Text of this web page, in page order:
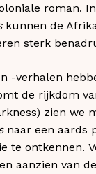
roman.
kunnen de
sterk
-verhalen
de rijkdom
zien we
naar een aards
te ontkennen.
aanzien van